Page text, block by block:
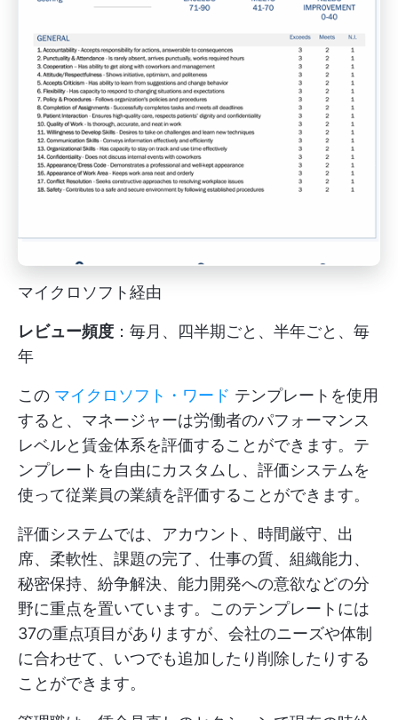
マイクロソフト経由
レビュー頻度 ：毎月、四半期ごと、半年ごと、毎
年
この マイクロソフト・ワード テンプレートを使用
すると、マネージャーは労働者のパフォーマンス
レベルと賃金体系を評価することができます。テ
ンプレートを自由にカスタムし、評価システムを
使って従業員の業績を評価することができます。
評価システムでは、アカウント、時間厳守、出
席、柔軟性、課題の完了、仕事の質、組織能力、
秘密保持、紛争解決、能力開発への意欲などの分
野に重点を置いています。このテンプレートには
37の重点項目がありますが、会社のニーズや体制
に合わせて、いつでも追加したり削除したりする
ことができます。